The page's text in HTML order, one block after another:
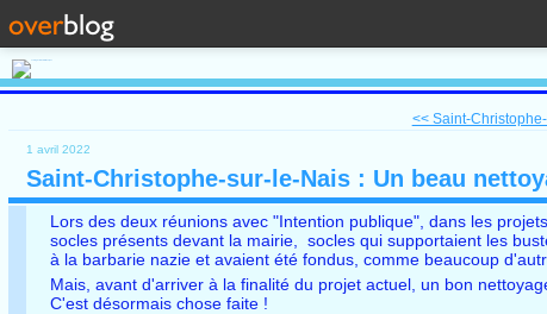
<< Saint-Christophe-
1 avril 2022
Saint-Christophe-sur-le-Nais : Un beau
Lors des deux réunions avec "Intention publique", dans les
socles présents devant la mairie, socles qui supportaient les
à la barbarie nazie et avaient été fondus, comme beaucoup
Mais, avant d'arriver à la finalité du projet actuel, un bon
C'est désormais chose faite !